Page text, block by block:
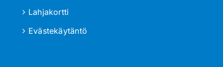
Lahjakortti
Evästekäytäntö